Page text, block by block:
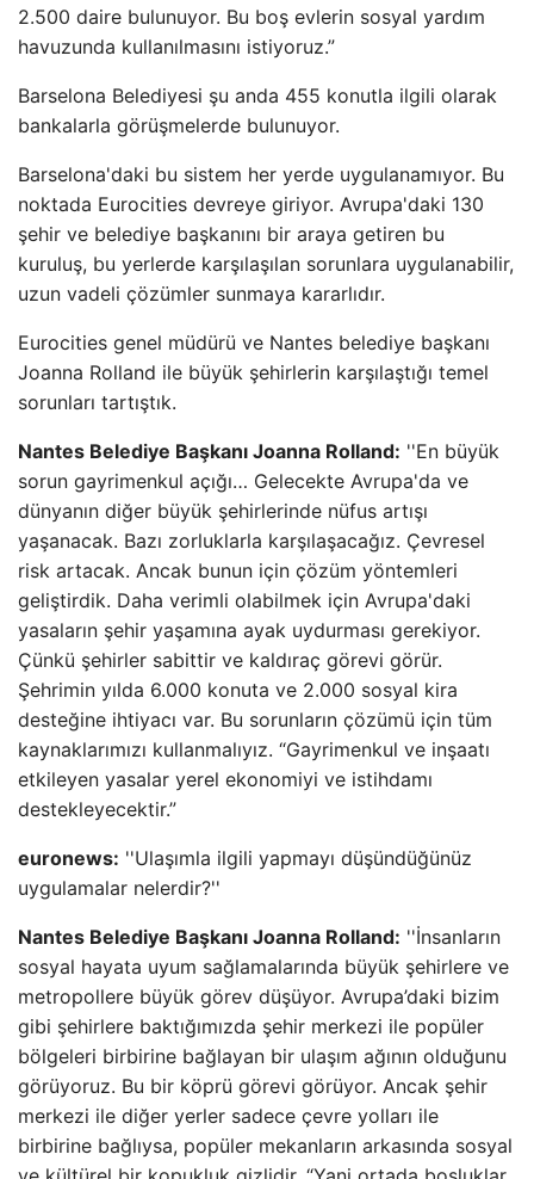
2.500 daire bulunuyor. Bu boş evlerin sosyal yardım
havuzunda kullanılmasını istiyoruz.”
Barselona Belediyesi şu anda 455 konutla ilgili olarak
bankalarla görüşmelerde bulunuyor.
Barselona'daki bu sistem her yerde uygulanamıyor. Bu
noktada Eurocities devreye giriyor. Avrupa'daki 130
şehir ve belediye başkanını bir araya getiren bu
kuruluş, bu yerlerde karşılaşılan sorunlara uygulanabilir,
uzun vadeli çözümler sunmaya kararlıdır.
Eurocities genel müdürü ve Nantes belediye başkanı
Joanna Rolland ile büyük şehirlerin karşılaştığı temel
sorunları tartıştık.
Nantes Belediye Başkanı Joanna Rolland: ''En büyük
sorun gayrimenkul açığı… Gelecekte Avrupa'da ve
dünyanın diğer büyük şehirlerinde nüfus artışı
yaşanacak. Bazı zorluklarla karşılaşacağız. Çevresel
risk artacak. Ancak bunun için çözüm yöntemleri
geliştirdik. Daha verimli olabilmek için Avrupa'daki
yasaların şehir yaşamına ayak uydurması gerekiyor.
Çünkü şehirler sabittir ve kaldıraç görevi görür.
Şehrimin yılda 6.000 konuta ve 2.000 sosyal kira
desteğine ihtiyacı var. Bu sorunların çözümü için tüm
kaynaklarımızı kullanmalıyız. “Gayrimenkul ve inşaatı
etkileyen yasalar yerel ekonomiyi ve istihdamı
destekleyecektir.”
euronews: ''Ulaşımla ilgili yapmayı düşündüğünüz
uygulamalar nelerdir?''
Nantes Belediye Başkanı Joanna Rolland: ''İnsanların
sosyal hayata uyum sağlamalarında büyük şehirlere ve
metropollere büyük görev düşüyor. Avrupa’daki bizim
gibi şehirlere baktığımızda şehir merkezi ile popüler
bölgeleri birbirine bağlayan bir ulaşım ağının olduğunu
görüyoruz. Bu bir köprü görevi görüyor. Ancak şehir
merkezi ile diğer yerler sadece çevre yolları ile
birbirine bağlıysa, popüler mekanların arkasında sosyal